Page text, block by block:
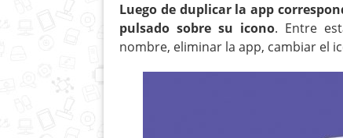
Luego de duplicar la app
pulsado sobre su icono. Entre
nombre, eliminar la app, cambiar el